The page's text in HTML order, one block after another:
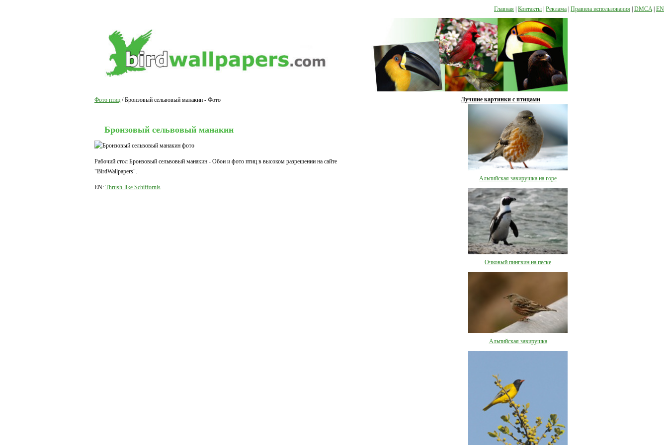
Главная Контакты Реклама Правила использования DMCA EN
Фото птиц / Бронзовый сельвовый манакин - Фото
Бронзовый сельвовый манакин
Рабочий стол Бронзовый сельвовый манакин - Обои и фото птиц в высоком разрешении на сайте
"BirdWallpapers".
EN: Thrush-like Schiffornis
Лучшие картинки с птицами
Альпийская завирушка на горе
Очковый пингвин на песке
Альпийская завирушка